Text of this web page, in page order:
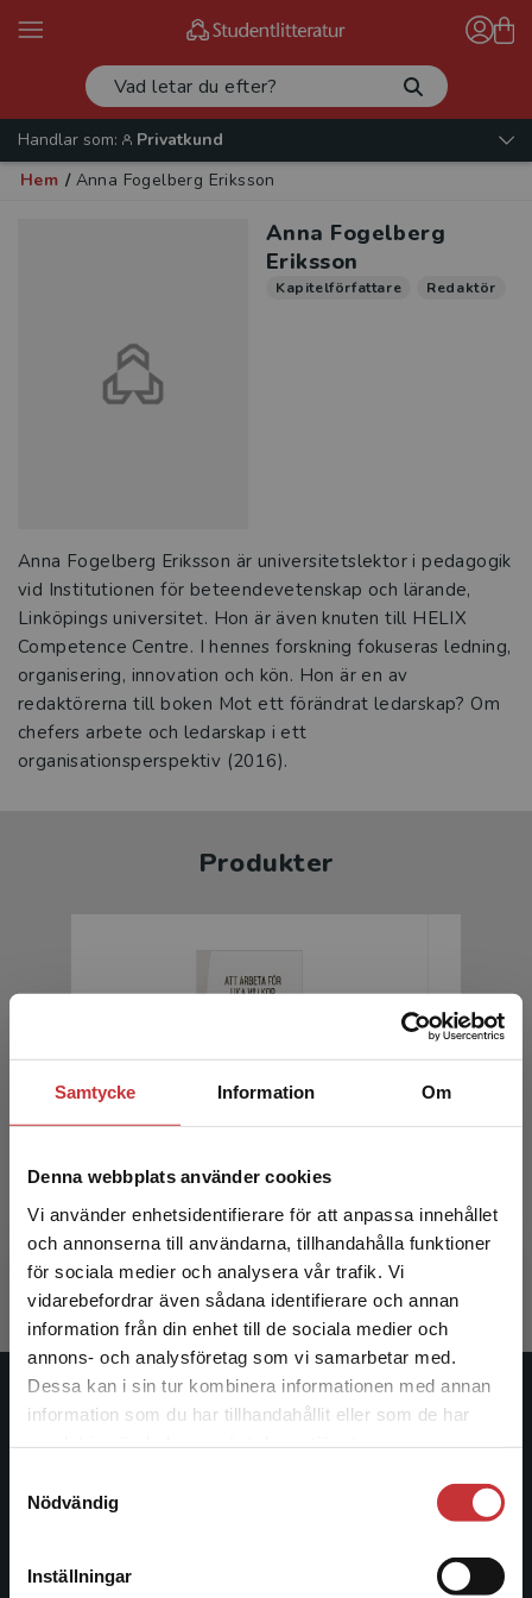
Samtycke Information Om
Denna webbplats använder cookies
Vi använder enhetsidentifierare för att anpassa innehållet
och annonserna till användarna, tillhandahålla funktioner
för sociala medier och analysera vår trafik. Vi
vidarebefordrar även sådana identifierare och annan
information från din enhet till de sociala medier och
annons- och analysföretag som vi samarbetar med.
Dessa kan i sin tur kombinera informationen med annan
information som du har tillhandahållit eller som de har
Nödvändig
Inställningar
Begränsad fraktregion
Det verkar som att du besöker
studentlitteratur.se via en enhet utanför Sverige.
Vi erbjuder inte leveranser utanför Sverige. För
att kunna slutföra ett köp måste
Handlar som:
Privatkund
Hem / Anna Fogelberg Eriksson
Anna Fogelberg
Eriksson
Kapitelförfattare Redaktör
Anna Fogelberg Eriksson är universitetslektor i pedagogik
vid Institutionen för beteendevetenskap och lärande,
Linköpings universitet. Hon är även knuten till HELIX
Competence Centre. I hennes forskning fokuseras ledning,
organisering, innovation och kön. Hon är en av
redaktörerna till boken Mot ett förändrat ledarskap? Om
chefers arbete och ledarskap i ett
organisationsperspektiv (2016).
Produkter
Keisu, Britt-Inger m.fl (red.)
396 krinkl. moms
Exkl. moms: 374 kr
475 kr
Studentlitteratur
ledande utbildningsförlag. Med läromedel, kurslitteratur,
informationstjänster i utbudet, finns Studentlitteratur med
längs hela kunskapsresan.